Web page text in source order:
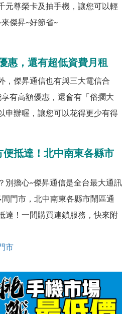
元尊榮卡及抽手機，讓您可以輕
傑昇~好節省~
惠，還有超低資費月租
，傑昇通信也有與三大電信合
有高額優惠，還會有「俗擱大
申辦喔，讓您可以花得更少有得
抵達！北中南東各縣市
別擔心~傑昇通信是全台最大通訊
門市，北中南東各縣市鬧區通
達！一間購買連鎖服務，快來附
市